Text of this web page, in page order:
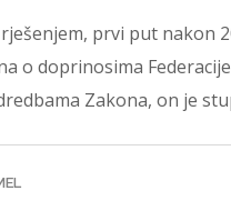
prvi put nakon
o doprinosima
Zakona, on je